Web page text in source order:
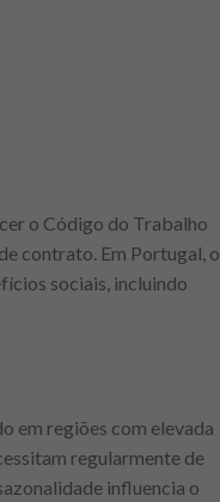
o Código do Trabalho
contrato. Em Portugal, o
sociais, incluindo
em regiões com elevada
regularmente de
influencia o